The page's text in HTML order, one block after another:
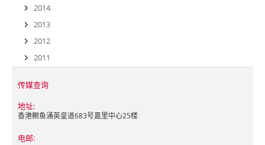
2014
2013
2012
2011
传媒查询
地址:
香港鲗鱼涌英皇道683号嘉里中心25楼
电邮: